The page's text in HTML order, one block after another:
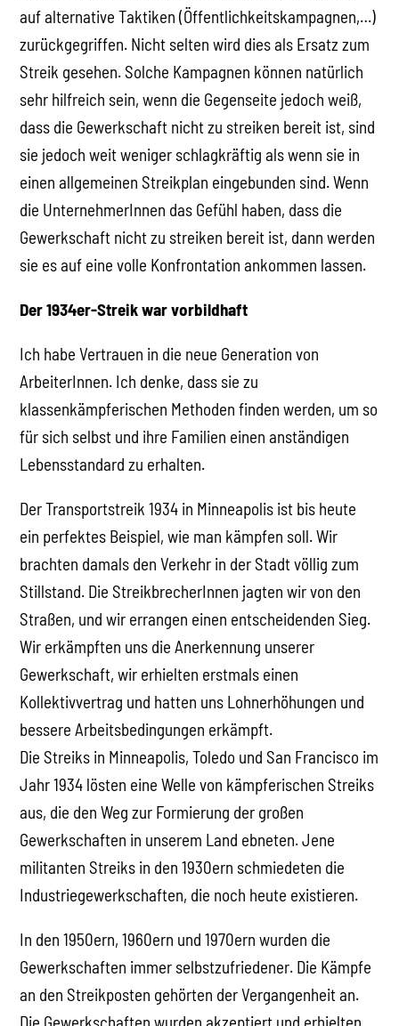
auf alternative Taktiken (Öffentlichkeitskampagnen,…)
zurückgegriffen. Nicht selten wird dies als Ersatz zum
Streik gesehen. Solche Kampagnen können natürlich
sehr hilfreich sein, wenn die Gegenseite jedoch weiß,
dass die Gewerkschaft nicht zu streiken bereit ist, sind
sie jedoch weit weniger schlagkräftig als wenn sie in
einen allgemeinen Streikplan eingebunden sind. Wenn
die UnternehmerInnen das Gefühl haben, dass die
Gewerkschaft nicht zu streiken bereit ist, dann werden
sie es auf eine volle Konfrontation ankommen lassen.
Der 1934er-Streik war vorbildhaft
Ich habe Vertrauen in die neue Generation von
ArbeiterInnen. Ich denke, dass sie zu
klassenkämpferischen Methoden finden werden, um so
für sich selbst und ihre Familien einen anständigen
Lebensstandard zu erhalten.
Der Transportstreik 1934 in Minneapolis ist bis heute
ein perfektes Beispiel, wie man kämpfen soll. Wir
brachten damals den Verkehr in der Stadt völlig zum
Stillstand. Die StreikbrecherInnen jagten wir von den
Straßen, und wir errangen einen entscheidenden Sieg.
Wir erkämpften uns die Anerkennung unserer
Gewerkschaft, wir erhielten erstmals einen
Kollektivvertrag und hatten uns Lohnerhöhungen und
bessere Arbeitsbedingungen erkämpft.
Die Streiks in Minneapolis, Toledo und San Francisco im
Jahr 1934 lösten eine Welle von kämpferischen Streiks
aus, die den Weg zur Formierung der großen
Gewerkschaften in unserem Land ebneten. Jene
militanten Streiks in den 1930ern schmiedeten die
Industriegewerkschaften, die noch heute existieren.
In den 1950ern, 1960ern und 1970ern wurden die
Gewerkschaften immer selbstzufriedener. Die Kämpfe
an den Streikposten gehörten der Vergangenheit an.
Die Gewerkschaften wurden akzeptiert und erhielten